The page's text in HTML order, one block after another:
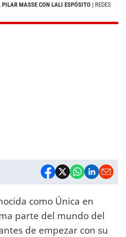
PILAR MASSE CON LALI ESPÓSITO | REDES
como Única en
parte del mundo del
de empezar con su